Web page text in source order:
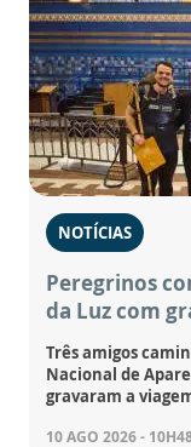
NOTÍCIAS
Peregrinos
da Luz com
Três amigos
Nacional de
gravaram a
10 AGO 2026 -